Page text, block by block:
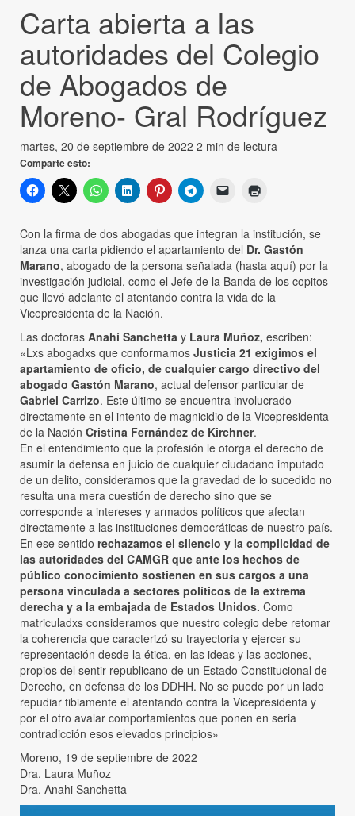
Carta abierta a las
autoridades del Colegio
de Abogados de
Moreno- Gral Rodríguez
martes, 20 de septiembre de 2022 2 min de lectura
Comparte esto:
Con la firma de dos abogadas que integran la institución, se
lanza una carta pidiendo el apartamiento del Dr. Gastón
Marano, abogado de la persona señalada (hasta aquí) por la
investigación judicial, como el Jefe de la Banda de los copitos
que llevó adelante el atentando contra la vida de la
Vicepresidenta de la Nación.
Las doctoras Anahí Sanchetta y Laura Muñoz, escriben:
«Lxs abogadxs que conformamos Justicia 21 exigimos el
apartamiento de oficio, de cualquier cargo directivo del
abogado Gastón Marano, actual defensor particular de
Gabriel Carrizo. Este último se encuentra involucrado
directamente en el intento de magnicidio de la Vicepresidenta
de la Nación Cristina Fernández de Kirchner.
En el entendimiento que la profesión le otorga el derecho de
asumir la defensa en juicio de cualquier ciudadano imputado
de un delito, consideramos que la gravedad de lo sucedido no
resulta una mera cuestión de derecho sino que se
corresponde a intereses y armados políticos que afectan
directamente a las instituciones democráticas de nuestro país.
En ese sentido rechazamos el silencio y la complicidad de
las autoridades del CAMGR que ante los hechos de
público conocimiento sostienen en sus cargos a una
persona vinculada a sectores políticos de la extrema
derecha y a la embajada de Estados Unidos. Como
matriculadxs consideramos que nuestro colegio debe retomar
la coherencia que caracterizó su trayectoria y ejercer su
representación desde la ética, en las ideas y las acciones,
propios del sentir republicano de un Estado Constitucional de
Derecho, en defensa de los DDHH. No se puede por un lado
repudiar tibiamente el atentando contra la Vicepresidenta y
por el otro avalar comportamientos que ponen en seria
contradicción esos elevados principios»
Moreno, 19 de septiembre de 2022
Dra. Laura Muñoz
Dra. Anahi Sanchetta